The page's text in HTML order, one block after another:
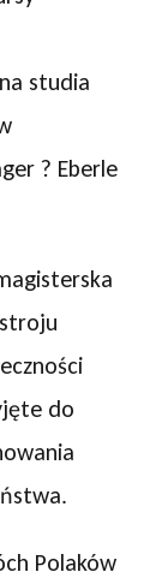
studia
? Eberle
do
Polaków